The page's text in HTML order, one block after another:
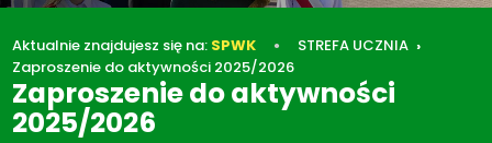
Aktualnie znajdujesz się na: SPWK
STREFA UCZNIA
Zaproszenie do aktywności 2025/2026
Zaproszenie do aktywności
2025/2026